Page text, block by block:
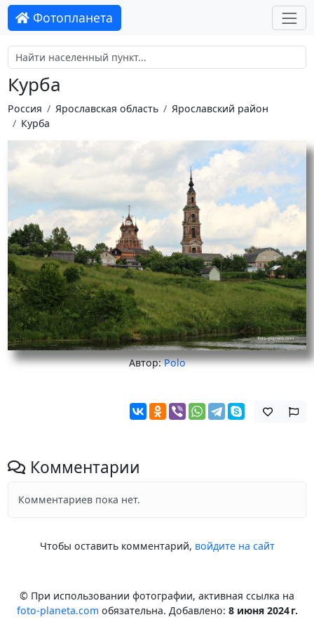
Фотопланета
Курба
Россия Ярославская область
Ярославский район
Курба
Автор:Polo
Комментарии
Комментариев пока нет.
Чтобы оставить комментарий, войдите на сайт
© При использовании фотографии, активная ссылка на
foto-planeta.com обязательна. Добавлено: 8 июня 2024 г.